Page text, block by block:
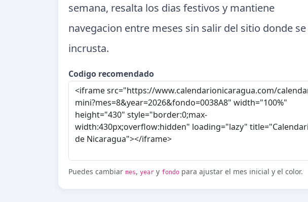
semana, resalta los dias festivos y mantiene
navegacion entre meses sin salir del sitio donde se
incrusta.
Codigo recomendado
Puedes cambiar mes, year y fondo para ajustar el mes inicial y el color.